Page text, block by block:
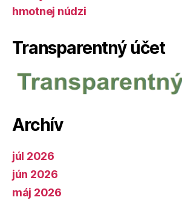
hmotnej núdzi
Transparentný účet
Archív
júl 2026
jún 2026
máj 2026